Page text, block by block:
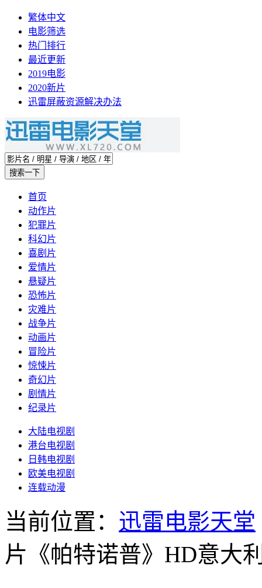
繁体中文
电影筛选
热门排行
最近更新
2019电影
2020新片
迅雷屏蔽资源解决办法
首页
动作片
犯罪片
科幻片
喜剧片
爱情片
悬疑片
恐怖片
灾难片
战争片
动画片
冒险片
惊悚片
奇幻片
剧情片
纪录片
大陆电视剧
港台电视剧
日韩电视剧
欧美电视剧
连载动漫
当前位置： 迅雷电影天堂
片《帕特诺普》HD意大